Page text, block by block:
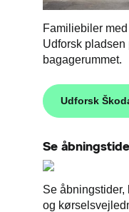
Familiebiler
Udforsk
bagagerummet.
Udforsk
Se
Se åbningstider,
og